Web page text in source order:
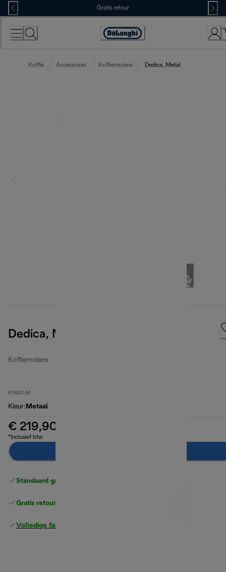
Skip
to
Content
Gratis retour
Accessibility
Koffie Accessoires Koffiemolens Dedica, Metal
Dedica, Metal
Koffiemolens
KG520.M
Kleur: Metaal
€ 219,90
*Inclusief btw
Standaard gratis verzending
Gratis retourneren
Volledige fabrieksgarantie